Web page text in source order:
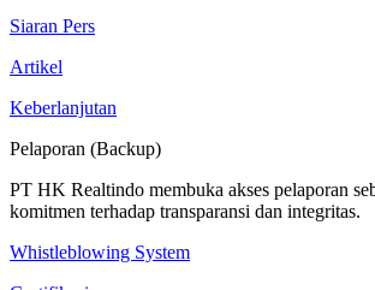
Siaran Pers
Artikel
Keberlanjutan
Pelaporan (Backup)
PT HK Realtindo membuka akses pelaporan
komitmen terhadap transparansi dan integritas.
Whistleblowing System